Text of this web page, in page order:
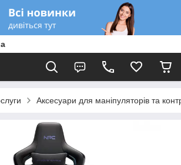
Аксесуари для маніпуляторів та